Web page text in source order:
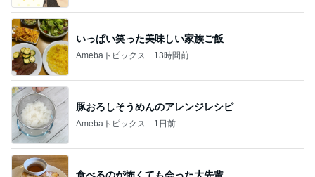
いっぱい笑った美味しい家族ご飯
Amebaトピックス 13時間前
豚おろしそうめんのアレンジレシピ
Amebaトピックス 1日前
食べるのが怖くても会った大先輩